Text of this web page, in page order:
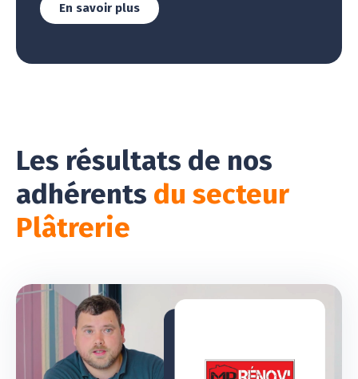
En savoir plus
Les résultats de nos
adhérents du secteur
Plâtrerie